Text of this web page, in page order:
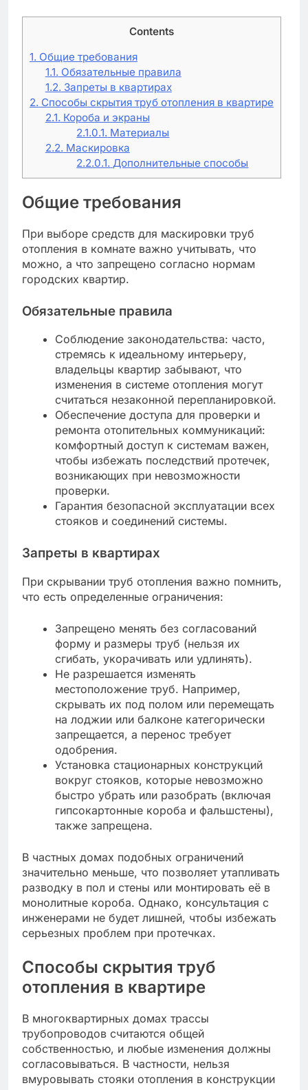
Contents
1. Общие требования
1.1. Обязательные правила
1.2. Запреты в квартирах
2. Способы скрытия труб отопления в квартире
2.1. Короба и экраны
2.1.0.1. Материалы
2.2. Маскировка
2.2.0.1. Дополнительные способы
Общие требования
При выборе средств для маскировки труб
отопления в комнате важно учитывать, что
можно, а что запрещено согласно нормам
городских квартир.
Обязательные правила
Соблюдение законодательства: часто,
стремясь к идеальному интерьеру,
владельцы квартир забывают, что
изменения в системе отопления могут
считаться незаконной перепланировкой.
Обеспечение доступа для проверки и
ремонта отопительных коммуникаций:
комфортный доступ к системам важен,
чтобы избежать последствий протечек,
возникающих при невозможности
проверки.
Гарантия безопасной эксплуатации всех
стояков и соединений системы.
Запреты в квартирах
При скрывании труб отопления важно помнить,
что есть определенные ограничения:
Запрещено менять без согласований
форму и размеры труб (нельзя их
сгибать, укорачивать или удлинять).
Не разрешается изменять
местоположение труб. Например,
скрывать их под полом или перемещать
на лоджии или балконе категорически
запрещается, а перенос требует
одобрения.
Установка стационарных конструкций
вокруг стояков, которые невозможно
быстро убрать или разобрать (включая
гипсокартонные короба и фальшстены),
также запрещена.
В частных домах подобных ограничений
значительно меньше, что позволяет утапливать
разводку в пол и стены или монтировать её в
монолитные короба. Однако, консультация с
инженерами не будет лишней, чтобы избежать
серьезных проблем при протечках.
Способы скрытия труб
отопления в квартире
В многоквартирных домах трассы
трубопроводов считаются общей
собственностью, и любые изменения должны
согласовываться. В частности, нельзя
вмуровывать стояки отопления в конструкции